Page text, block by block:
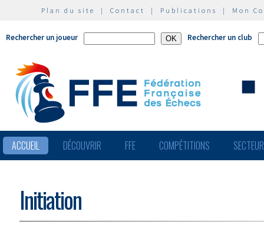
Plan du site | Contact | Publications | Mon
Rechercher un joueur Rechercher un club
ACCUEIL DÉCOUVRIR FFE COMPÉTITIONS
Initiation